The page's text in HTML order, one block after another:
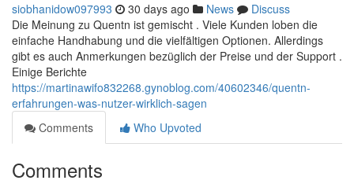
siobhanidow097993 30 days ago News
Discuss
Die Meinung zu Quentn ist gemischt . Viele Kunden loben die
einfache Handhabung und die vielfältigen Optionen. Allerdings
gibt es auch Anmerkungen bezüglich der Preise und der Support .
Einige Berichte
https://martinawifo832268.gynoblog.com/40602346/quentn-
erfahrungen-was-nutzer-wirklich-sagen
Comments
Who Upvoted
Comments